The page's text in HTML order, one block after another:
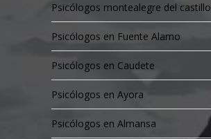
Psicólogos montealegre del castillo
Psicólogos en Fuente Alamo
Psicólogos en Caudete
Psicólogos en Ayora
Psicólogos en Almansa